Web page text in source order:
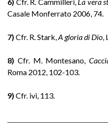
Casale Monferrato 2006, 74.
7) Cfr. R. Stark, A gloria di Dio
8) Cfr. M. Montesano,
Roma 2012, 102-103.
9) Cfr. ivi, 113.